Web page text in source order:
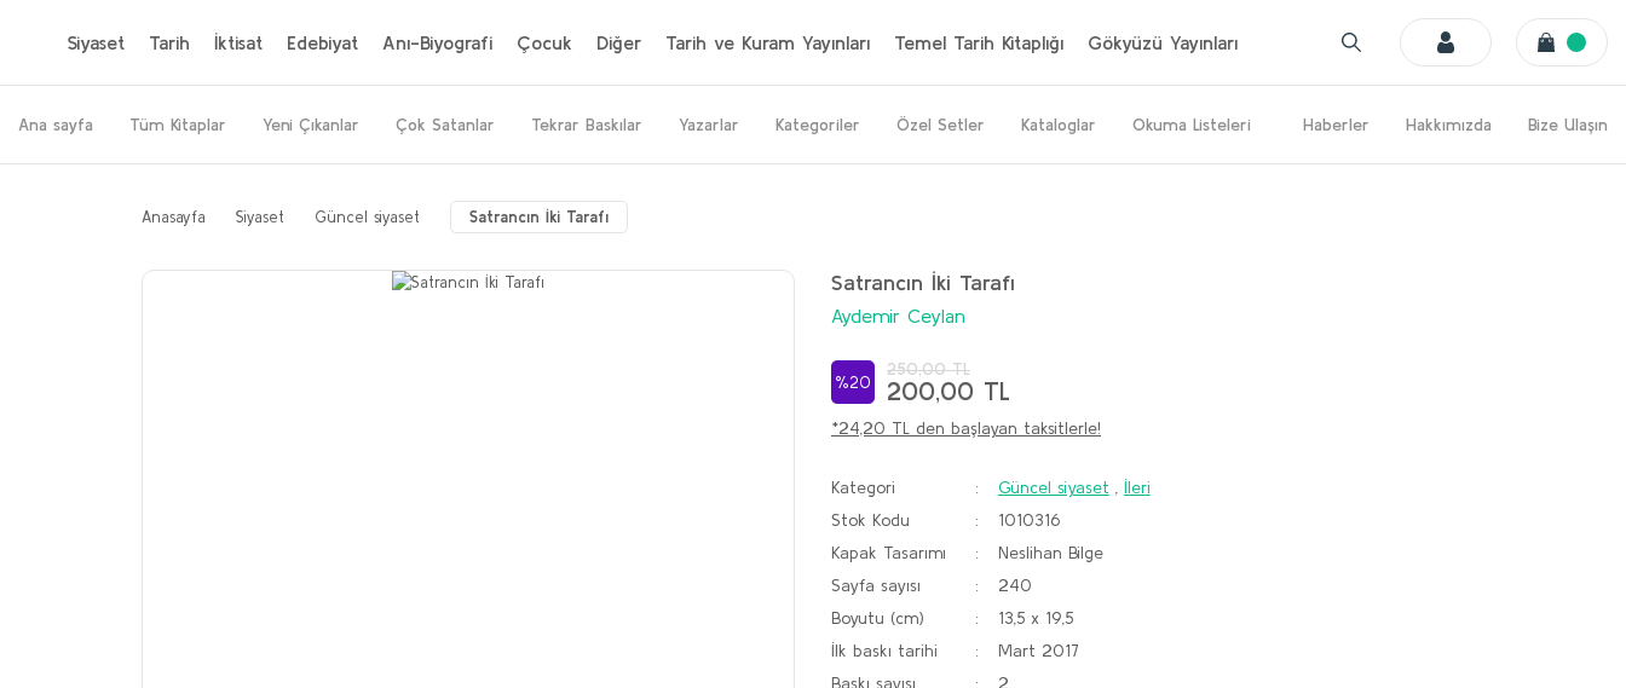
Siyaset Tarih İktisat Edebiyat Anı-Biyografi Çocuk Diğer Tarih ve Kuram Yayınları Temel Tarih Kitaplığı Gökyüzü Yayınları
Ana sayfa Tüm Kitaplar Yeni Çıkanlar Çok Satanlar Tekrar Baskılar Yazarlar Kategoriler Özel Setler Kataloglar Okuma Listeleri Haberler Hakkımızda Bize Ulaşın
Anasayfa Siyaset Güncel siyaset Satrancın İki Tarafı
Satrancın İki Tarafı
Aydemir Ceylan
%20
250,00 TL
200,00 TL
*24,20 TL den başlayan taksitlerle!
Kategori Güncel siyaset
İleri
Stok Kodu
1010316
Kapak Tasarımı
Neslihan Bilge
Sayfa sayısı
240
Boyutu (cm)
13,5 x 19,5
İlk baskı tarihi
Mart 2017
Baskı sayısı
2